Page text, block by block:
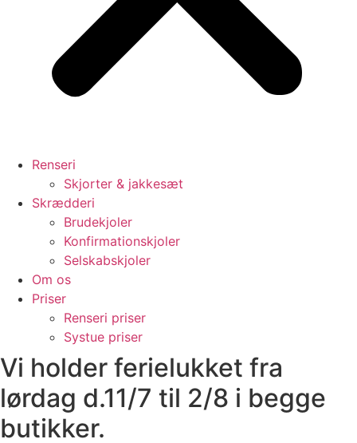
Renseri
Skjorter & jakkesæt
Skrædderi
Brudekjoler
Konfirmationskjoler
Selskabskjoler
Om os
Priser
Renseri priser
Systue priser
Vi holder ferielukket fra
lørdag d.11/7 til 2/8 i begge
butikker.